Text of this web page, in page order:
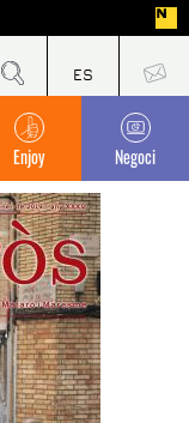
Enjoy Negoci